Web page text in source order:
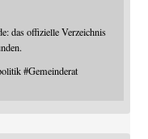
: das offizielle Verzeichnis
#Gemeinderat